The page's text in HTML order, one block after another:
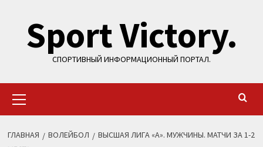
содержимому
Sport Victory.
СПОРТИВНЫЙ ИНФОРМАЦИОННЫЙ ПОРТАЛ.
меню
ГЛАВНАЯ ВОЛЕЙБОЛ
ВЫСШАЯ ЛИГА «А». МУЖЧИНЫ. МАТЧИ ЗА 1-2